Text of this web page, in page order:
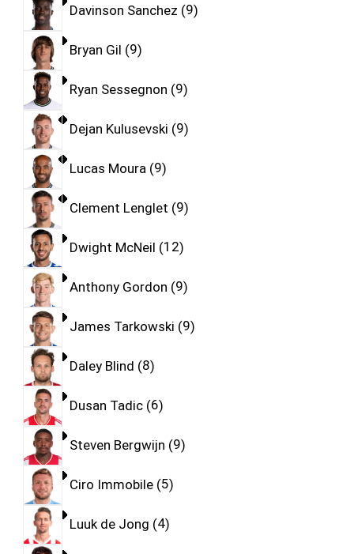
Davinson Sanchez 9
Bryan Gil 9
Ryan Sessegnon 9
Dejan Kulusevski 9
Lucas Moura 9
Clement Lenglet 9
Dwight McNeil 12
Anthony Gordon 9
James Tarkowski 9
Daley Blind 8
Dusan Tadic 6
Steven Bergwijn 9
Ciro Immobile 5
Luuk de Jong 4